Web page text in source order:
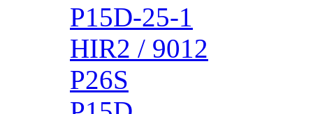
P15D-25-1
HIR2 / 9012
P26S